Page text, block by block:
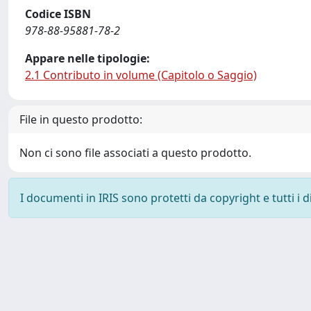
Codice ISBN
978-88-95881-78-2
Appare nelle tipologie:
2.1 Contributo in volume (Capitolo o Saggio)
File in questo prodotto:
Non ci sono file associati a questo prodotto.
I documenti in IRIS sono protetti da copyright e tutti i